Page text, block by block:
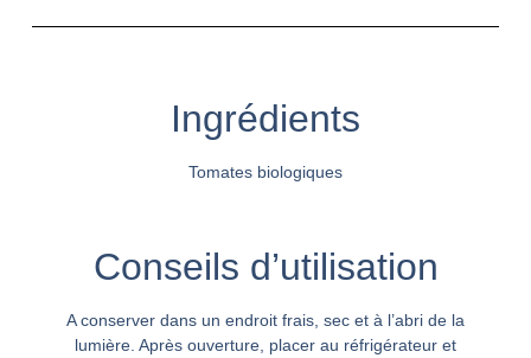
Ingrédients
Tomates biologiques
Conseils d’utilisation
A conserver dans un endroit frais, sec et à l’abri de la
lumière. Après ouverture, placer au réfrigérateur et